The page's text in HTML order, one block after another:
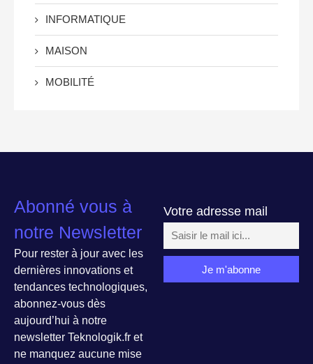
INFORMATIQUE
MAISON
MOBILITÉ
Abonné vous à
notre Newsletter
Pour rester à jour avec les
dernières innovations et
tendances technologiques,
abonnez-vous dès
aujourd’hui à notre
newsletter Teknologik.fr et
ne manquez aucune mise
Votre adresse mail